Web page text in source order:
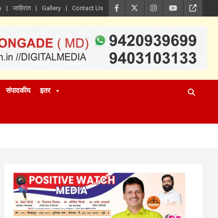
जाहिरात Gallery Contact Us
संपादकीय इतर